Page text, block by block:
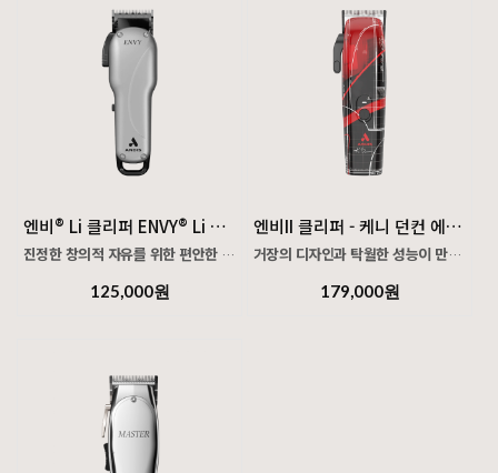
Phenom™은 신형 브러시리스 로터리 모터와 정밀 페이드 블레이드로 설계된 프로용 클리퍼입니다.
인터체인저블 금속 커버와 텍스처 그립을 교체해 개인화가 가능하며, USB-C 기반 충전 스탠드로 간편하게 충전할 수 있습니다.
마그네틱 부착 가드(별매)와의 호환으로 커트 폭을 빠르게 전환하며, 페이드·탭퍼·라인업 등 일상의 모든 컷 작업을 한 대로 커버합니다.
엔비 II는 인체공학적이고 가벼울 뿐만 아니라 커트에 포함된 보너스 왼쪽 레버 암을 사용하여 왼손용으로 맞춤 설정할 수 있습니다. 이 클리퍼는 길이가 0000-0A인 조절 가능한 스테인리스 스틸 페이즈 블레이드와 블렌딩, 테이퍼 및 페이딩을 위한 역동적인 22치 커터를 갖추고 있습니다.
그리고 11개의 부착 빗으로 결합하여
최고의 절단 길이 다재다능함을 제공합니다.
엔비® Li 클리퍼 ENVY® Li CLIPPER
진정한 창의적 자유를 위한 편안한 디자인
창의력은 기분이 좋아야 합니다. 가벼운 무선 엔비 리 클리퍼로 상상력을 마음껏 발휘하세요.
탄소강 블레이드는 000에서 1까지 조절되며 면도날처럼 날카로운 라인을 위해 간격을 전혀 벌리지 않아도 됩니다.
11개의 고품질 부착 빗으로 신성하고
맞춤화된 스타일을 조각하세요.
125,000원
엔비II 클리퍼 - 케니 던컨 에디션 ENVY II CLIPPER - Kenny Duncan Edition
거장의 디자인과 탁월한 성능이 만나다.
179,000원